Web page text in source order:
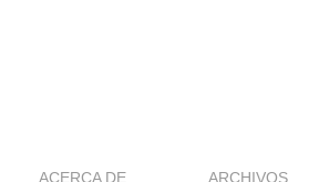
ACERCA DE ARCHIVOS